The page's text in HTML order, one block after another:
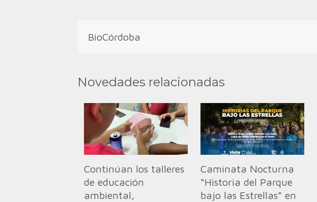
BioCórdoba
Novedades relacionadas
Continúan los talleres
de educación
ambiental,
Caminata Nocturna
“Historia del Parque
bajo las Estrellas” en